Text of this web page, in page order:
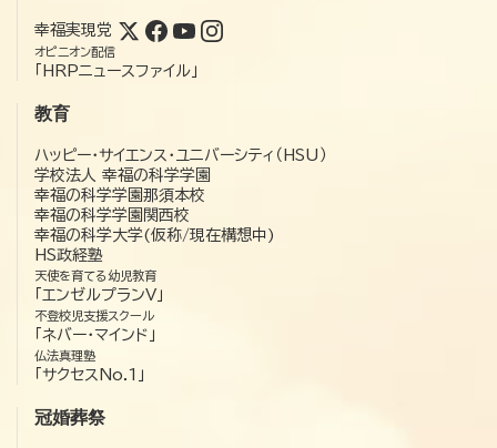
幸福実現党
オピニオン配信
「HRPニュースファイル」
教育
ハッピー・サイエンス・ユニバーシティ（HSU）
学校法人 幸福の科学学園
幸福の科学学園那須本校
幸福の科学学園関西校
幸福の科学大学(仮称/現在構想中)
HS政経塾
天使を育てる幼児教育
「エンゼルプランV」
不登校児支援スクール
「ネバー・マインド」
仏法真理塾
「サクセスNo.1」
冠婚葬祭